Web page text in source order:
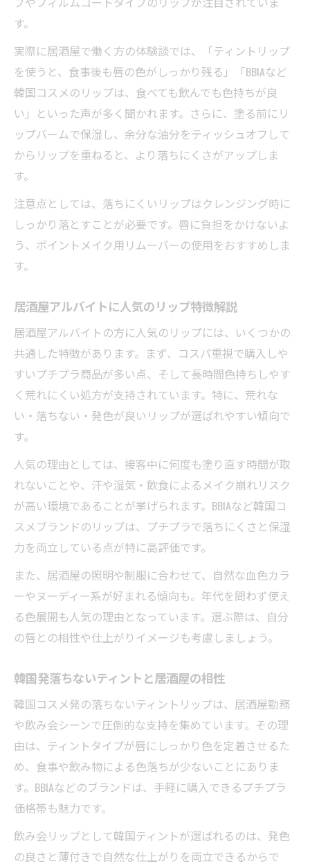
す。
実際に居酒屋で働く方の体験談では、「ティントリップ
を使うと、食事後も唇の色がしっかり残る」「BBIAなど
韓国コスメのリップは、食べても飲んでも色持ちが良
い」といった声が多く聞かれます。さらに、塗る前にリ
ップバームで保湿し、余分な油分をティッシュオフして
からリップを重ねると、より落ちにくさがアップしま
す。
注意点としては、落ちにくいリップはクレンジング時に
しっかり落とすことが必要です。唇に負担をかけないよ
う、ポイントメイク用リムーバーの使用をおすすめしま
す。
居酒屋アルバイトに人気のリップ特徴解説
居酒屋アルバイトの方に人気のリップには、いくつかの
共通した特徴があります。まず、コスパ重視で購入しや
すいプチプラ商品が多い点、そして長時間色持ちしやす
く荒れにくい処方が支持されています。特に、荒れな
い・落ちない・発色が良いリップが選ばれやすい傾向で
す。
人気の理由としては、接客中に何度も塗り直す時間が取
れないことや、汗や湿気・飲食によるメイク崩れリスク
が高い環境であることが挙げられます。BBIAなど韓国コ
スメブランドのリップは、プチプラで落ちにくさと保湿
力を両立している点が特に高評価です。
また、居酒屋の照明や制服に合わせて、自然な血色カラ
ーやヌーディー系が好まれる傾向も。年代を問わず使え
る色展開も人気の理由となっています。選ぶ際は、自分
の唇との相性や仕上がりイメージも考慮しましょう。
韓国発落ちないティントと居酒屋の相性
韓国コスメ発の落ちないティントリップは、居酒屋勤務
や飲み会シーンで圧倒的な支持を集めています。その理
由は、ティントタイプが唇にしっかり色を定着させるた
め、食事や飲み物による色落ちが少ないことにありま
す。BBIAなどのブランドは、手軽に購入できるプチプラ
価格帯も魅力です。
飲み会リップとして韓国ティントが選ばれるのは、発色
の良さと薄付きで自然な仕上がりを両立できるからで